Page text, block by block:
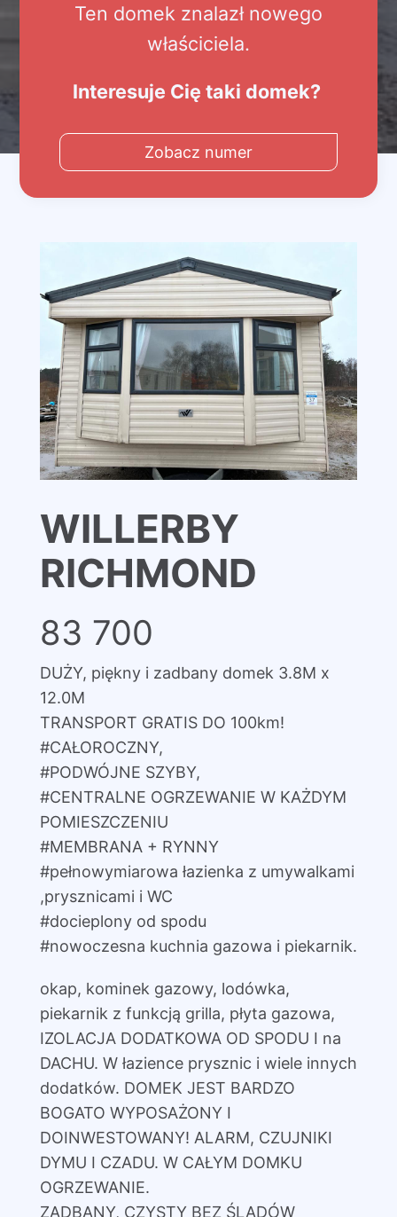
Ten domek znalazł nowego
właściciela.
Interesuje Cię taki domek?
Zobacz numer
WILLERBY
RICHMOND
83 700
DUŻY, piękny i zadbany domek 3.8M x
12.0M
TRANSPORT GRATIS DO 100km!
#CAŁOROCZNY,
#PODWÓJNE SZYBY,
#CENTRALNE OGRZEWANIE W KAŻDYM
POMIESZCZENIU
#MEMBRANA + RYNNY
#pełnowymiarowa łazienka z umywalkami
,prysznicami i WC
#docieplony od spodu
#nowoczesna kuchnia gazowa i piekarnik.
okap, kominek gazowy, lodówka,
piekarnik z funkcją grilla, płyta gazowa,
IZOLACJA DODATKOWA OD SPODU I na
DACHU. W łazience prysznic i wiele innych
dodatków. DOMEK JEST BARDZO
BOGATO WYPOSAŻONY I
DOINWESTOWANY! ALARM, CZUJNIKI
DYMU I CZADU. W CAŁYM DOMKU
OGRZEWANIE.
ZADBANY, CZYSTY BEZ ŚLADÓW